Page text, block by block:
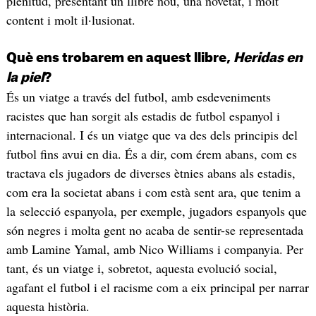
content i molt il·lusionat.
Què ens trobarem en aquest llibre, Heridas en
la piel?
És un viatge a través del futbol, amb esdeveniments
racistes que han sorgit als estadis de futbol espanyol i
internacional. I és un viatge que va des dels principis del
futbol fins avui en dia. És a dir, com érem abans, com es
tractava els jugadors de diverses ètnies abans als estadis,
com era la societat abans i com està sent ara, que tenim a
la selecció espanyola, per exemple, jugadors espanyols que
són negres i molta gent no acaba de sentir-se representada
amb Lamine Yamal, amb Nico Williams i companyia. Per
tant, és un viatge i, sobretot, aquesta evolució social,
agafant el futbol i el racisme com a eix principal per narrar
aquesta història.